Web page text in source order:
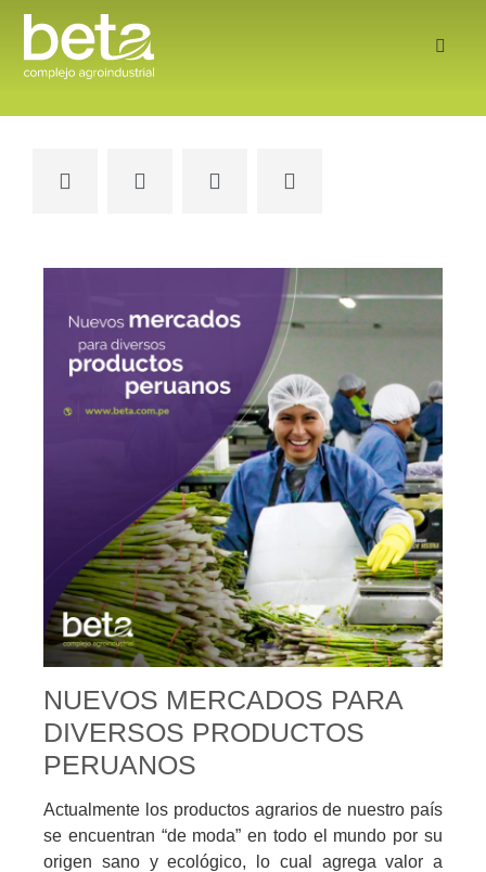
NUEVOS MERCADOS PARA
DIVERSOS PRODUCTOS
PERUANOS
Actualmente los productos agrarios de nuestro país
se encuentran “de moda” en todo el mundo por su
origen sano y ecológico, lo cual agrega valor a